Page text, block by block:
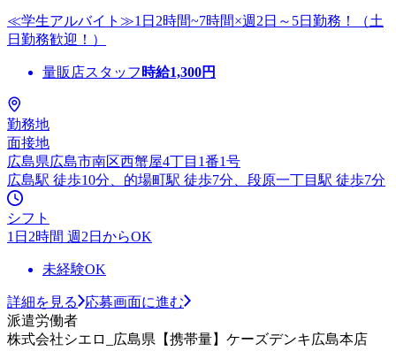
≪学生アルバイト≫1日2時間~7時間×週2日～5日勤務！（土
日勤務歓迎！）
量販店スタッフ 時給1,300円
勤務地
面接地
広島県広島市南区西蟹屋4丁目1番1号
広島駅 徒歩10分、的場町駅 徒歩7分、段原一丁目駅 徒歩7分
シフト
1日2時間 週2日からOK
未経験OK
詳細を見る
応募画面に進む
派遣労働者
株式会社シエロ_広島県【携帯量】ケーズデンキ広島本店